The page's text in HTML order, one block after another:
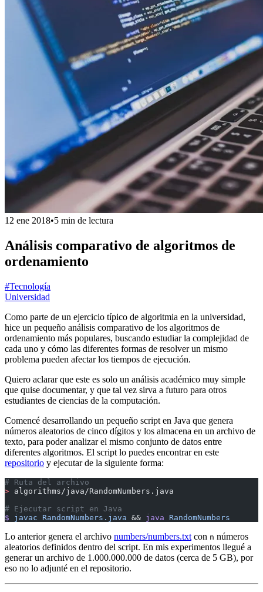
12 ene 2018•5 min de lectura
Análisis comparativo de algoritmos de
ordenamiento
#Tecnología
Universidad
Como parte de un ejercicio típico de algoritmia en la universidad,
hice un pequeño análisis comparativo de los algoritmos de
ordenamiento más populares, buscando estudiar la complejidad de
cada uno y cómo las diferentes formas de resolver un mismo
problema pueden afectar los tiempos de ejecución.
Quiero aclarar que este es solo un análisis académico muy simple
que quise documentar, y que tal vez sirva a futuro para otros
estudiantes de ciencias de la computación.
Comencé desarrollando un pequeño script en Java que genera
números aleatorios de cinco dígitos y los almacena en un archivo de
texto, para poder analizar el mismo conjunto de datos entre
diferentes algoritmos. El script lo puedes encontrar en este
repositorio y ejecutar de la siguiente forma:
# Ruta del archivo
> algorithms/java/RandomNumbers.java
# Ejecutar script en Java
$ javac RandomNumbers.java && java RandomNumbers
Lo anterior genera el archivo numbers/numbers.txt con n números
aleatorios definidos dentro del script. En mis experimentos llegué a
generar un archivo de 1.000.000.000 de datos (cerca de 5 GB), por
eso no lo adjunté en el repositorio.